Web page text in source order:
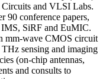
Circuits and VLSI Labs.
90 conference papers,
SiRF and EuMIC.
mm-wave CMOS circuit
sensing and imaging
(on-chip antennas,
and consults to